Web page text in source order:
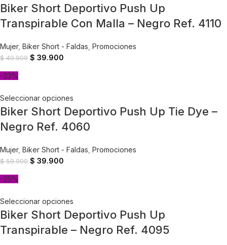
Biker Short Deportivo Push Up
Transpirable Con Malla – Negro Ref. 4110
Mujer, Biker Short - Faldas Promociones
$49.900 $ 39.900
-33%
Seleccionar opciones
Biker Short Deportivo Push Up Tie Dye –
Negro Ref. 4060
Mujer, Biker Short - Faldas Promociones
$59.900 $ 39.900
-25%
Seleccionar opciones
Biker Short Deportivo Push Up
Transpirable – Negro Ref. 4095